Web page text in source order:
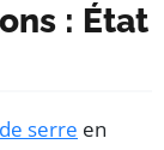
: État
serre en